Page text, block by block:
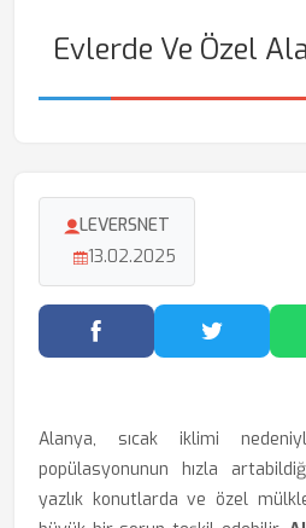
Evlerde Ve Özel
LEVERSNET
13.02.2025
Facebook'ta Paylaş
Alanya, sıcak iklimi
popülasyonunun hızla
yazlık konutlarda ve özel